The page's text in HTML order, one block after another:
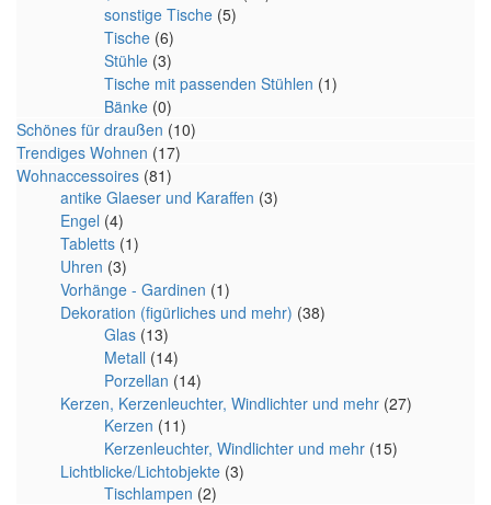
sonstige Tische (5)
Tische (6)
Stühle (3)
Tische mit passenden Stühlen (1)
Bänke (0)
Schönes für draußen (10)
Trendiges Wohnen (17)
Wohnaccessoires (81)
antike Glaeser und Karaffen (3)
Engel (4)
Tabletts (1)
Uhren (3)
Vorhänge - Gardinen (1)
Dekoration (figürliches und mehr) (38)
Glas (13)
Metall (14)
Porzellan (14)
Kerzen, Kerzenleuchter, Windlichter und mehr (27)
Kerzen (11)
Kerzenleuchter, Windlichter und mehr (15)
Lichtblicke/Lichtobjekte (3)
Tischlampen (2)